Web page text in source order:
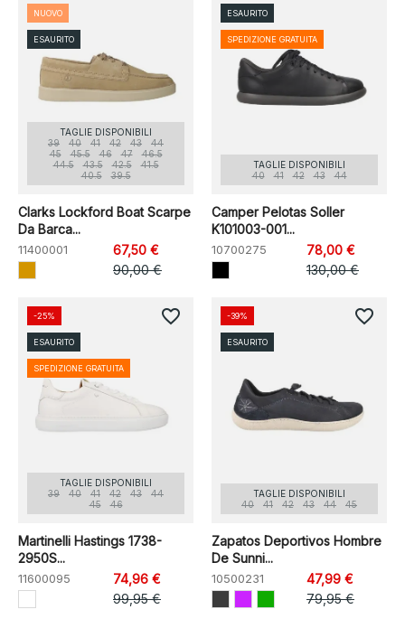
TAGLIE DISPONIBILI
39
40 41 42 43
44
45
45.5 46 47
46.5
44.5
43.5 42.5
41.5
40.5
39.5
Clarks Lockford Boat Scarpe
Da Barca...
11400001
67,50 €
90,00 €
NUOVO
ESAURITO
TAGLIE DISPONIBILI
40
41 42 43 44
Camper Pelotas Soller
K101003-001...
10700275
78,00 €
130,00 €
ESAURITO
SPEDIZIONE GRATUITA
TAGLIE DISPONIBILI
39
40 41 42 43
44
45
46
Martinelli Hastings 1738-
2950S...
11600095
74,96 €
99,95 €
-25%
ESAURITO
SPEDIZIONE GRATUITA
favorite_border
TAGLIE DISPONIBILI
40
41 42 43 44 45
Zapatos Deportivos Hombre
De Sunni...
10500231
47,99 €
79,95 €
-39%
ESAURITO
favorite_border